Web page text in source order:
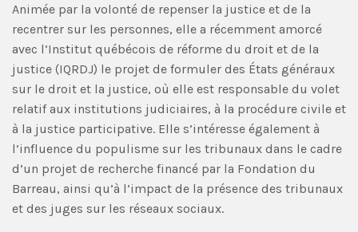
Animée par la volonté de repenser la justice et de la
recentrer sur les personnes, elle a récemment amorcé
avec l’Institut québécois de réforme du droit et de la
justice (IQRDJ) le projet de formuler des États généraux
sur le droit et la justice, où elle est responsable du volet
relatif aux institutions judiciaires, à la procédure civile et
à la justice participative. Elle s’intéresse également à
l’influence du populisme sur les tribunaux dans le cadre
d’un projet de recherche financé par la Fondation du
Barreau, ainsi qu’à l’impact de la présence des tribunaux
et des juges sur les réseaux sociaux.